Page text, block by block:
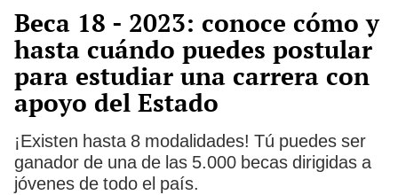
Beca 18 - 2023: conoce cómo y
hasta cuándo puedes postular
para estudiar una carrera con
apoyo del Estado
¡Existen hasta 8 modalidades! Tú puedes ser
ganador de una de las 5.000 becas dirigidas a
jóvenes de todo el país.